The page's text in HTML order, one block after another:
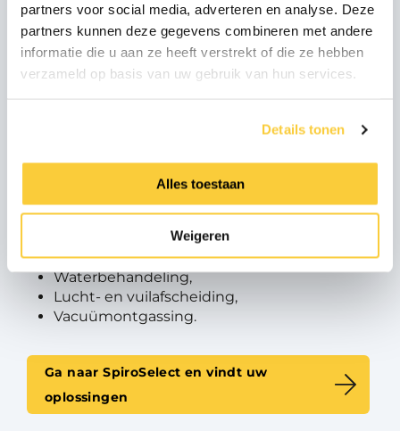
partners voor social media, adverteren en analyse. Deze
partners kunnen deze gegevens combineren met andere
informatie die u aan ze heeft verstrekt of die ze hebben
verzameld op basis van uw gebruik van hun services.
Details tonen
Alles toestaan
Weigeren
Neem contact op met ons
SpiroSelect voor de beste
systeem, een selectie maken van de beste
(totaal) oplossingen op het gebied van:
Drukbehoud,
Waterbehandeling,
Lucht- en vuilafscheiding,
Vacuümontgassing.
Ga naar SpiroSelect en vindt uw
oplossingen